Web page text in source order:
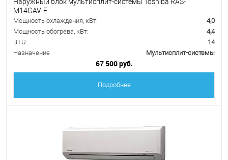
M14GAV-E
Мощность охлаждения, кВт:
4,0
Мощность обогрева, кВт:
4,4
BTU
14
Назначение
Мультисплит-системы
67 500 руб.
Подробнее